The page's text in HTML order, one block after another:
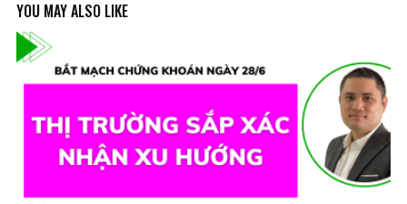
YOU MAY ALSO LIKE